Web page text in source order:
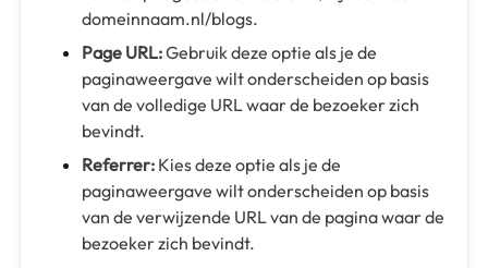
domeinnaam.nl/blogs.
Page URL:Gebruik deze optie als je de
paginaweergave wilt onderscheiden op basis
van de volledige URL waar de bezoeker zich
bevindt.
Referrer: Kies deze optie als je de
paginaweergave wilt onderscheiden op basis
van de verwijzende URL van de pagina waar de
bezoeker zich bevindt.